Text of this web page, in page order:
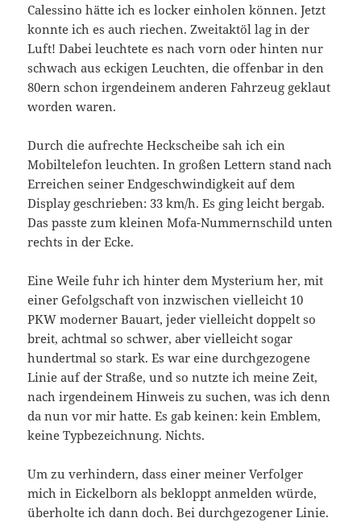
Calessino hätte ich es locker einholen können. Jetzt
konnte ich es auch riechen. Zweitaktöl lag in der
Luft! Dabei leuchtete es nach vorn oder hinten nur
schwach aus eckigen Leuchten, die offenbar in den
80ern schon irgendeinem anderen Fahrzeug geklaut
worden waren.
Durch die aufrechte Heckscheibe sah ich ein
Mobiltelefon leuchten. In großen Lettern stand nach
Erreichen seiner Endgeschwindigkeit auf dem
Display geschrieben: 33 km/h. Es ging leicht bergab.
Das passte zum kleinen Mofa-Nummernschild unten
rechts in der Ecke.
Eine Weile fuhr ich hinter dem Mysterium her, mit
einer Gefolgschaft von inzwischen vielleicht 10
PKW moderner Bauart, jeder vielleicht doppelt so
breit, achtmal so schwer, aber vielleicht sogar
hundertmal so stark. Es war eine durchgezogene
Linie auf der Straße, und so nutzte ich meine Zeit,
nach irgendeinem Hinweis zu suchen, was ich denn
da nun vor mir hatte. Es gab keinen: kein Emblem,
keine Typbezeichnung. Nichts.
Um zu verhindern, dass einer meiner Verfolger
mich in Eickelborn als bekloppt anmelden würde,
überholte ich dann doch. Bei durchgezogener Linie.